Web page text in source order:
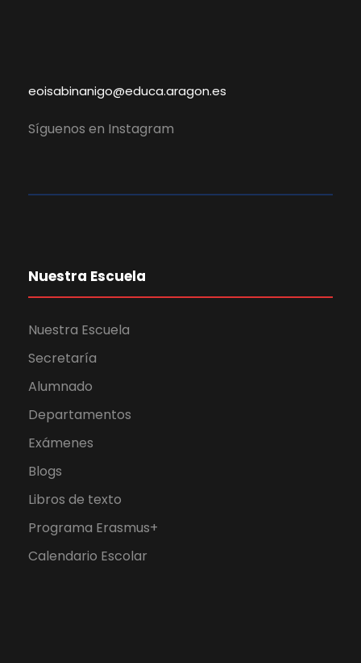
eoisabinanigo@educa.aragon.es
Síguenos en Instagram
Nuestra Escuela
Nuestra Escuela
Secretaría
Alumnado
Departamentos
Exámenes
Blogs
Libros de texto
Programa Erasmus+
Calendario Escolar